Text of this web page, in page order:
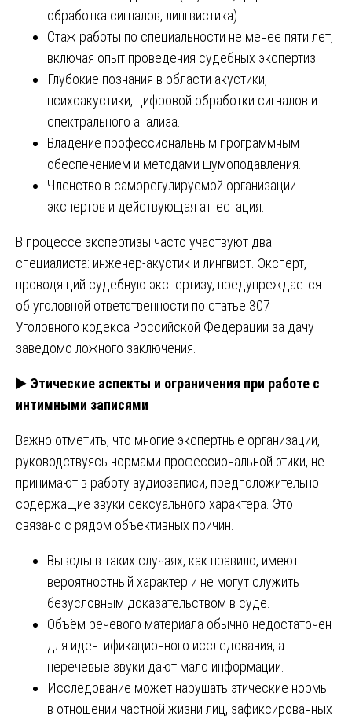
обработка сигналов, лингвистика).
Стаж работы по специальности не менее пяти лет,
включая опыт проведения судебных экспертиз.
Глубокие познания в области акустики,
психоакустики, цифровой обработки сигналов и
спектрального анализа.
Владение профессиональным программным
обеспечением и методами шумоподавления.
Членство в саморегулируемой организации
экспертов и действующая аттестация.
В процессе экспертизы часто участвуют два
специалиста: инженер-акустик и лингвист. Эксперт,
проводящий судебную экспертизу, предупреждается
об уголовной ответственности по статье 307
Уголовного кодекса Российской Федерации за дачу
заведомо ложного заключения.
▶️ Этические аспекты и ограничения при работе с
интимными записями
Важно отметить, что многие экспертные организации,
руководствуясь нормами профессиональной этики, не
принимают в работу аудиозаписи, предположительно
содержащие звуки сексуального характера. Это
связано с рядом объективных причин.
Выводы в таких случаях, как правило, имеют
вероятностный характер и не могут служить
безусловным доказательством в суде.
Объём речевого материала обычно недостаточен
для идентификационного исследования, а
неречевые звуки дают мало информации.
Исследование может нарушать этические нормы
в отношении частной жизни лиц, зафиксированных